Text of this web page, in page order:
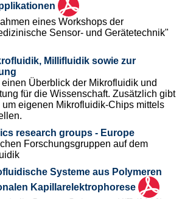
eines Workshops der
Sensor- und Gerätetechnik"
Millifluidik sowie zur
Überblick der Mikrofluidik und
für die Wissenschaft. Zusätzlich gibt
eigenen Mikrofluidik-Chips mittels
research groups - Europe
Forschungsgruppen auf dem
Systeme aus Polymeren
Kapillarelektrophorese